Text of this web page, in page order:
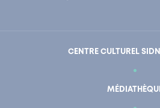
CENTRE CULTUREL